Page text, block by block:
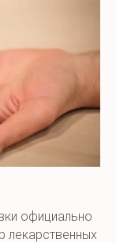
официально
лекарственных